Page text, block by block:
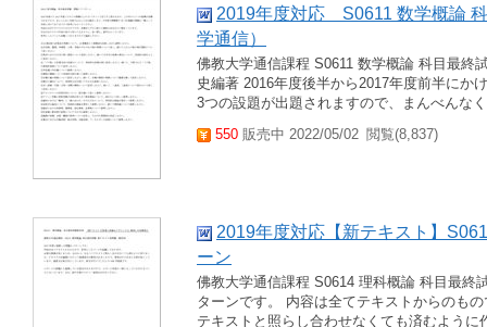
2019年度対応 S0611 数学概論
学通信）
佛教大学通信課程 S0611 数学概論 科目最終
史編著 2016年度後半から2017年度前半にか
3つの設題が出題されますので、まんべんな
550 販売中 2022/05/02 閲覧(8,837)
2019年度対応【新テキスト】
ーン
佛教大学通信課程 S0614 理科概論 科目最終
ターンです。 内容は全てテキストからのも
テキストと照らし合わせなくても済むよう